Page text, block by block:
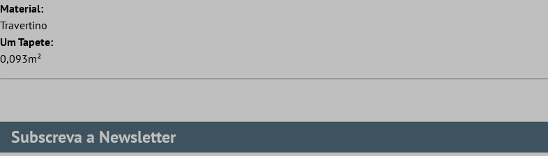
Material:
Travertino
Um Tapete:
0,093m²
Subscreva a Newsletter